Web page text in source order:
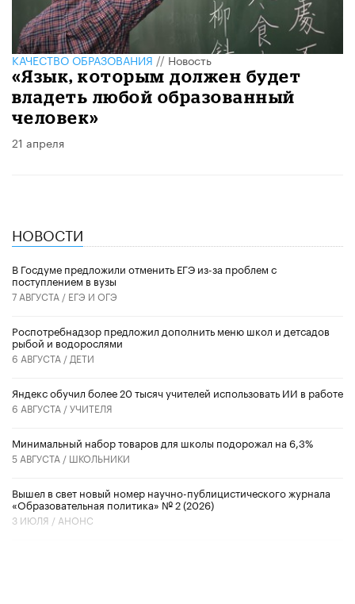
КАЧЕСТВО ОБРАЗОВАНИЯ//Новость
«Язык, которым должен будет
владеть любой образованный
человек»
21 апреля
НОВОСТИ
В Госдуме предложили отменить ЕГЭ из-за проблем с
поступлением в вузы
7 АВГУСТА / ЕГЭ И ОГЭ
Роспотребнадзор предложил дополнить меню школ и детсадов
рыбой и водорослями
6 АВГУСТА / ДЕТИ
​Яндекс обучил более 20 тысяч учителей использовать ИИ в работе
6 АВГУСТА /УЧИТЕЛЯ
Минимальный набор товаров для школы подорожал на 6,3%
5 АВГУСТА / ШКОЛЬНИКИ
Вышел в свет новый номер научно-публицистического журнала
«Образовательная политика» № 2 (2026)
3 ИЮЛЯ / АНОНС